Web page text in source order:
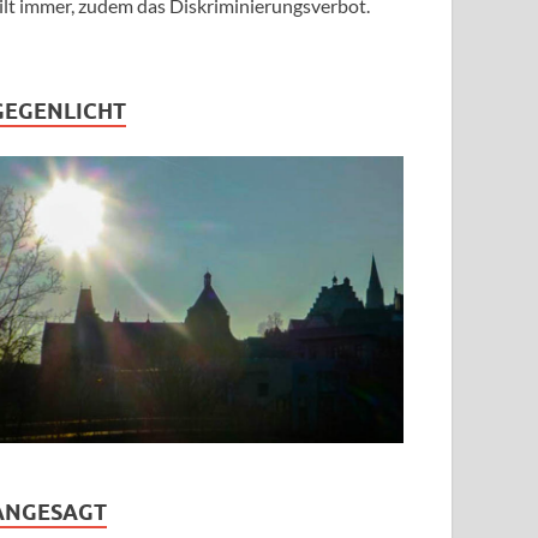
immer, zudem das Diskriminierungsverbot.